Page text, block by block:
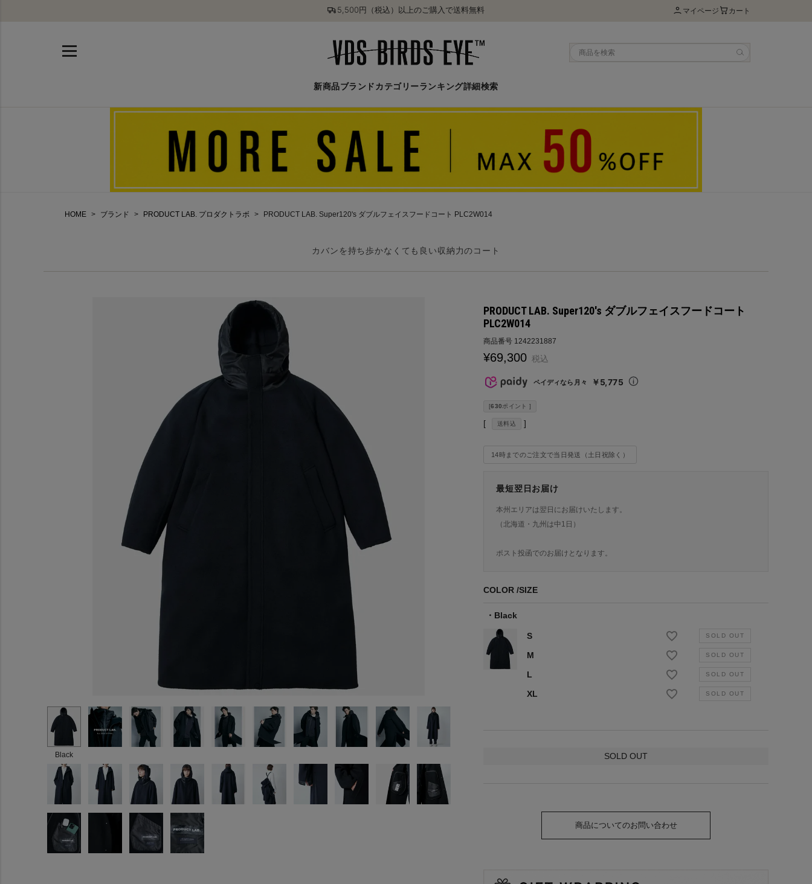
5,500円（税込）以上のご購入で送料無料 マイページ カート
新商品ブランド カテゴリーランキング詳細検索
HOME ブランド PRODUCT LAB. プロダクトラボ PRODUCT LAB. Super120's ダブルフェイスフードコート PLC2W014
カバンを持ち歩かなくても良い収納力のコート
Black
PRODUCT LAB. Super120's ダブルフェイスフードコート
PLC2W014
商品番号 1242231887
¥69,300 税込
ペイディなら月々 ￥5,775
[630ポイント ]
送料込
14時までのご注文で当日発送（土日祝除く）
最短翌日お届け
本州エリアは翌日にお届けいたします。
（北海道・九州は中1日）
ポスト投函でのお届けとなります。
COLOR SIZE
Black
S
M
L
XL
SOLD OUT
商品についてのお問い合わせ